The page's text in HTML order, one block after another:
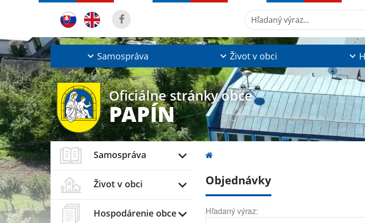
Hľadaný výraz...
Samospráva Život v obci
Oficiálne stránky obce
PAPÍN
Samospráva
Život v obci
Hospodárenie obce
Objednávky
Hľadaný výraz: